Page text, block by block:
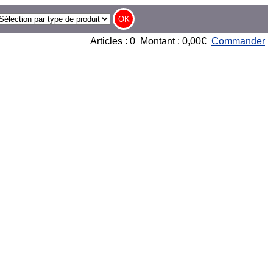
Articles : 0 Montant : 0,00€ Commander